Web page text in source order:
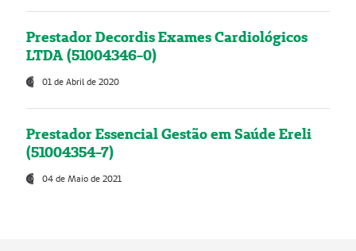
Prestador Decordis Exames Cardiológicos
LTDA (51004346-0)
01 de Abril de 2020
Prestador Essencial Gestão em Saúde Ereli
(51004354-7)
04 de Maio de 2021